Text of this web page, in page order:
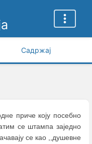
Садржај
приче коју посебно
се штампа заједно
се као ,,душевне